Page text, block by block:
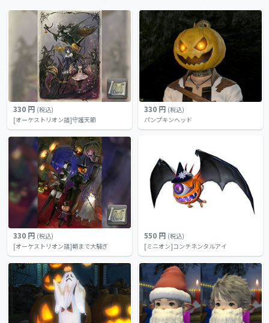
330 円 (税込)
[オーケストリオン譜]守護天節
330 円 (税込)
パンプキンヘッド
330 円 (税込)
[オーケストリオン譜]朝まで大騒ぎ
550 円 (税込)
[ミニオン]コンチネンタルアイ